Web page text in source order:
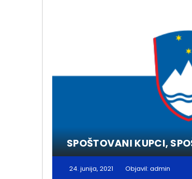
SPOŠTOVANI KUPCI,
24. junija, 2021 Objavil: admin